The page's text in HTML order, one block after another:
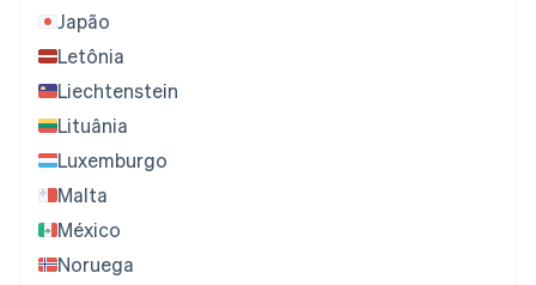
Japão
Letônia
Liechtenstein
Lituânia
Luxemburgo
Malta
México
Noruega